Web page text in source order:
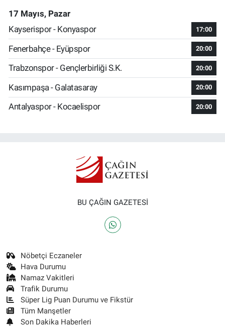
17 Mayıs, Pazar
Kayserispor - Konyaspor
17:00
Fenerbahçe - Eyüpspor 20:00
Trabzonspor - Gençlerbirliği S.K. 20:00
Kasımpaşa - Galatasaray 20:00
Antalyaspor - Kocaelispor 20:00
BU ÇAĞIN GAZETESİ
Nöbetçi Eczaneler
Hava Durumu
Namaz Vakitleri
Trafik Durumu
Süper Lig Puan Durumu ve Fikstür
Tüm Manşetler
Son Dakika Haberleri